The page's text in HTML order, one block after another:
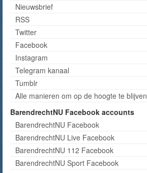
Nieuwsbrief
RSS
Twitter
Facebook
Instagram
Telegram kanaal
Tumblr
Alle manieren om op de hoogte te blijven
BarendrechtNU Facebook accounts
BarendrechtNU Facebook
BarendrechtNU Live Facebook
BarendrechtNU 112 Facebook
BarendrechtNU Sport Facebook